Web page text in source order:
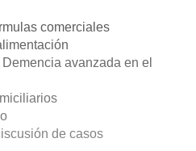
comerciales
avanzada en el
de casos